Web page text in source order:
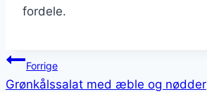
fordele.
Indlægsnavigation
Forrige
Grønkålssalat med æble og nødder